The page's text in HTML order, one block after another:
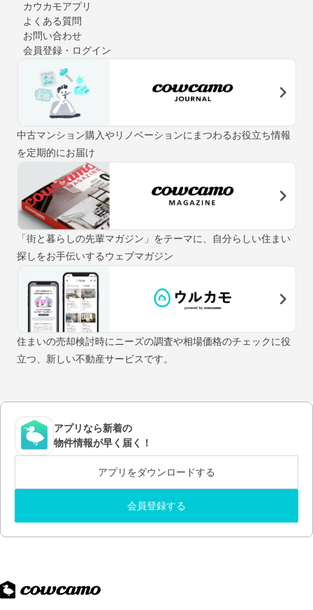
カウカモアプリ
よくある質問
お問い合わせ
会員登録・ログイン
中古マンション購入やリノベーションにまつわるお役立ち情報
を定期的にお届け
「街と暮らしの先輩マガジン」をテーマに、自分らしい住まい
探しをお手伝いするウェブマガジン
住まいの売却検討時にニーズの調査や相場価格のチェックに役
立つ、新しい不動産サービスです。
アプリなら新着の
物件情報が早く届く！
アプリをダウンロードする
会員登録する